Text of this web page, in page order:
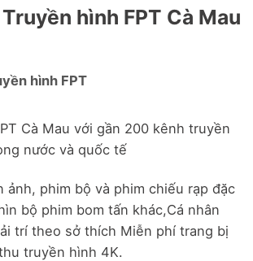
hình FPT Cà Mau
hình FPT
Cà Mau với gần 200 kênh truyền
nước và quốc tế
ảnh, phim bộ và phim chiếu rạp đặc
bộ phim bom tấn khác,Cá nhân
trí theo sở thích Miễn phí trang bị
truyền hình 4K.